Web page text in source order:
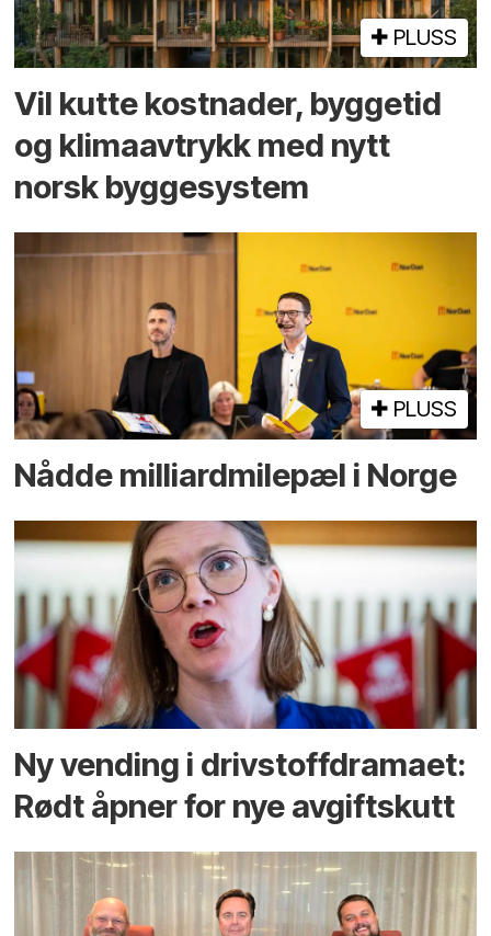
PLUSS
Vil kutte kostnader, byggetid
og klima­avtrykk med nytt
norsk bygge­system
PLUSS
Nådde milliard­­milepæl i Norge
Ny vending i drivstoffdramaet:
Rødt åpner for nye avgiftskutt